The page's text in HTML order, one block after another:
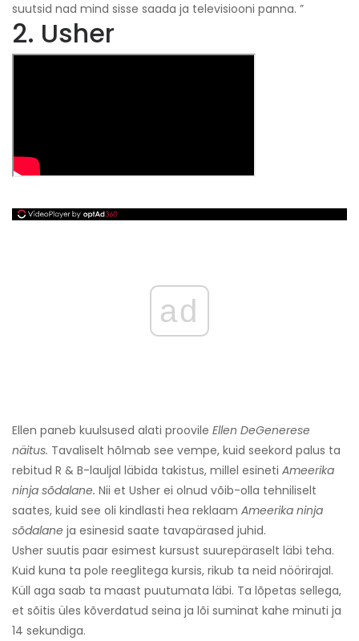
suutsid nad mind sisse saada ja televisiooni panna. ”
2. Usher
ad
Ellen paneb kuulsused alati proovile Ellen DeGenerese
näitus. Tavaliselt hõlmab see vempe, kuid seekord palus ta
rebitud R & B-lauljal läbida takistus, millel esineti Ameerika
ninja sõdalane. Nii et Usher ei olnud võib-olla tehniliselt
saates, kuid see oli kindlasti hea reklaam Ameerika ninja
sõdalane ja esinesid saate tavapärased juhid.
Usher suutis paar esimest kursust suurepäraselt läbi teha.
Kuid kuna ta pole reeglitega kursis, rikub ta neid nöörirajal.
Küll aga saab ta maast puutumata läbi. Ta lõpetas sellega,
et sõitis üles kõverdatud seina ja lõi suminat kahe minuti ja
14 sekundiga.